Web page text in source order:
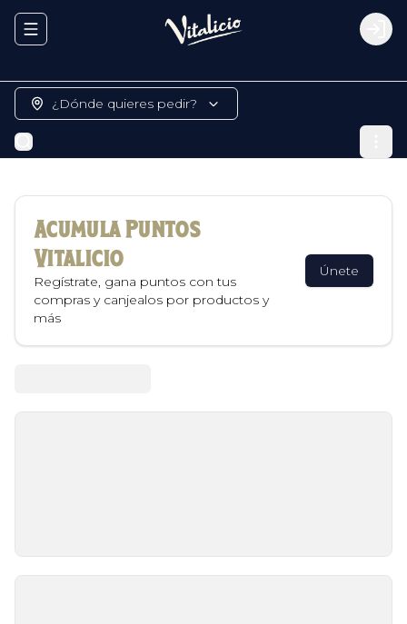
Abrir menu de navegación
¿Dónde quieres pedir?
Acumula Puntos
Vitalicio
Regístrate, gana puntos con tus
compras y canjealos por productos y
más
Únete